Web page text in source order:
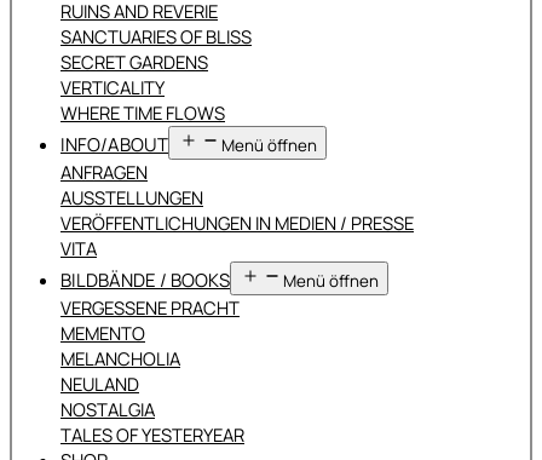
RUINS AND REVERIE
SANCTUARIES OF BLISS
SECRET GARDENS
VERTICALITY
WHERE TIME FLOWS
INFO/ABOUT Menü öffnen
ANFRAGEN
AUSSTELLUNGEN
VERÖFFENTLICHUNGEN IN MEDIEN / PRESSE
VITA
BILDBÄNDE / BOOKS Menü öffnen
VERGESSENE PRACHT
MEMENTO
MELANCHOLIA
NEULAND
NOSTALGIA
TALES OF YESTERYEAR